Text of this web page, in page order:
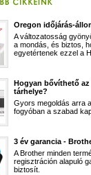
Oregon időjárás-
A változatosság
a mondás, és biztos,
egyetértenek ezzel a
Hogyan bővíthető az
tárhelye?
Gyors megoldás arra
fogyóban a szabad
3 év garancia -
A Brother minden
regisztráción alapuló
biztosít.